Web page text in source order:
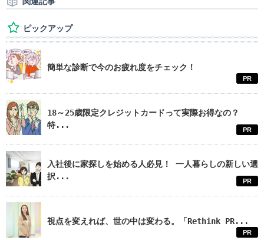
ピックアップ
簡単な診断で今のお疲れ度をチェック！
PR
18～25歳限定クレジットカードって実際お得なの？
特...
PR
入社後に家探しを始める人必見！ 一人暮らしの新しい選
択...
PR
視点を変えれば、世の中は変わる。「Rethink PR...
PR